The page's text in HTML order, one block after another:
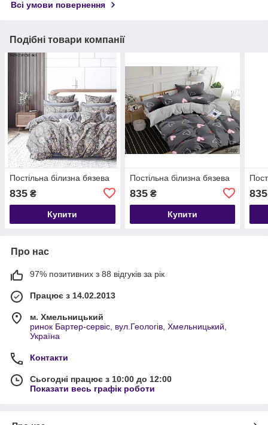
Всі умови повернення
Подібні товари компанії
Постільна білизна бязева
835 ₴
Купити
Постільна білизна бязева
835₴
Купити
835
Про нас
97% позитивних з 88 відгуків за рік
Працює з 14.02.2013
м. Хмельницький
ринок Бартер-сервіс, вул.Геологів, Хмельницький,
Україна
Контакти
Сьогодні працює з 10:00 до 12:00
Показати весь графік роботи